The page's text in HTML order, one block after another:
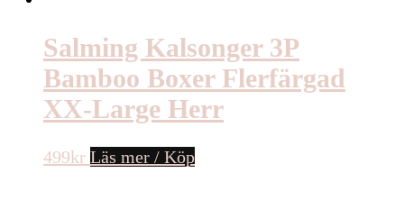
Salming Kalsonger 3P
Bamboo Boxer Flerfärgad
XX-Large Herr
499kr Läs mer / Köp